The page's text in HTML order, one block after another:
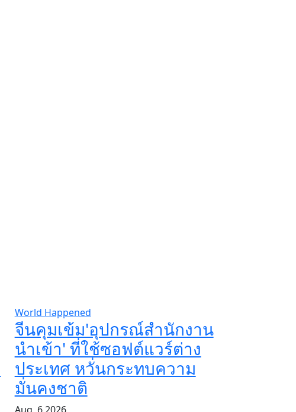
World Happened
จีนคุมเข้ม'อุปกรณ์สำนักงาน
นำเข้า' ที่ใช้ซอฟต์แวร์ต่าง
ประเทศ หวั่นกระทบความ
มั่นคงชาติ